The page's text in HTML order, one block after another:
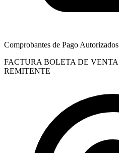
Comprobantes de Pago Autorizados
FACTURA BOLETA DE VENTA
REMITENTE